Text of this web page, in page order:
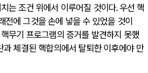
는 조건 위에서 이루어질 것이다.우선 핵
전에 그것을 손에 넣을 수 있었을 것이
무기 프로그램의 증거를 발견하지 못했
체결된 핵합의에서 탈퇴한 이후에야 만